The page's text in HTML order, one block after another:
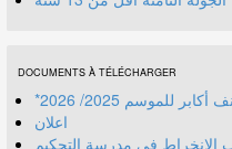
DOCUMENTS À TÉLÉCHARGER
للموسم 2025/ 2026
اعلان
الانخراط في مدرسة التحكيم